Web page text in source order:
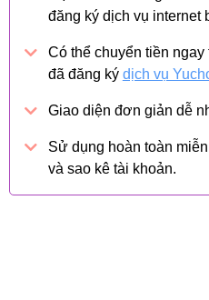
đăng ký dịch vụ internet
Có thể chuyển tiền
đã đăng ký dịch vụ
Giao diện đơn giản dễ
Sử dụng hoàn toàn
và sao kê tài khoản.